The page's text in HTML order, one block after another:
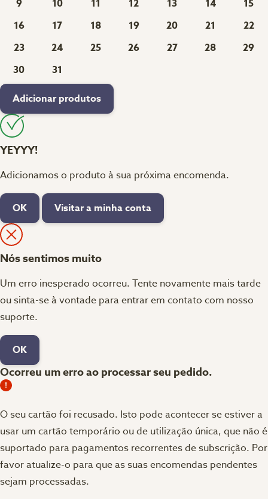
9 10 11 12 13 14
15
16
17 18 19 20 21
22
23
24 25 26 27 28
29
30
31
Adicionar produtos
YEYYY!
Adicionamos o produto à sua próxima encomenda.
OK Visitar a minha conta
Nós sentimos muito
Um erro inesperado ocorreu. Tente novamente mais tarde
ou sinta-se à vontade para entrar em contato com nosso
suporte.
OK
Ocorreu um erro ao processar seu pedido.
O seu cartão foi recusado. Isto pode acontecer se estiver a
usar um cartão temporário ou de utilização única, que não é
suportado para pagamentos recorrentes de subscrição. Por
favor atualize-o para que as suas encomendas pendentes
sejam processadas.